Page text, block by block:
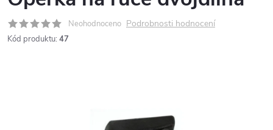
Neohodnoceno Podrobnosti hodnocení
Kód produktu: 47